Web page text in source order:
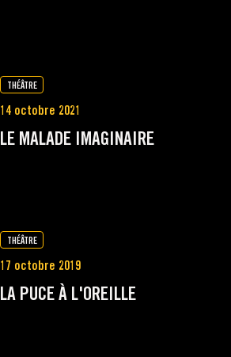
THÉÂTRE
14 octobre 2021
LE MALADE IMAGINAIRE
THÉÂTRE
17 octobre 2019
LA PUCE À L'OREILLE